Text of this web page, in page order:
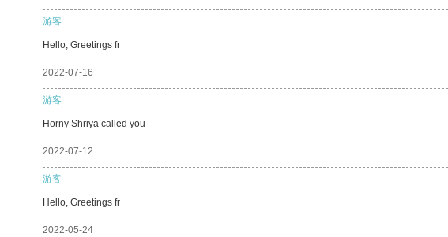
游客
Hello, Greetings fr
2022-07-16
游客
Horny Shriya called you
2022-07-12
游客
Hello, Greetings fr
2022-05-24